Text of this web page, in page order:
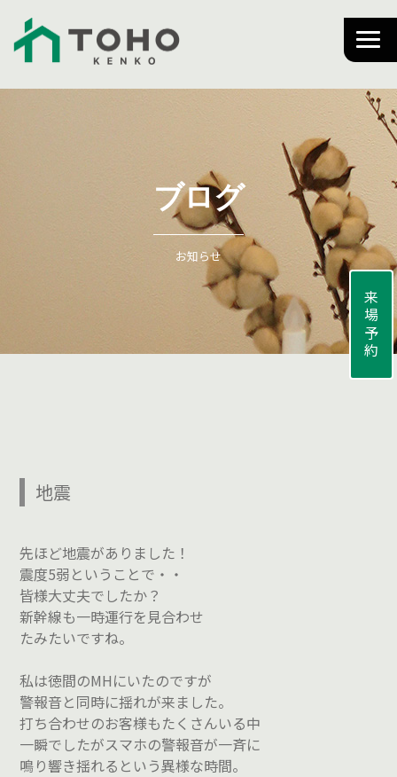
来場予約
ブログ
お知らせ
地震
先ほど地震がありました！
震度5弱ということで・・
皆様大丈夫でしたか？
新幹線も一時運行を見合わせ
たみたいですね。
私は徳間のMHにいたのですが
警報音と同時に揺れが来ました。
打ち合わせのお客様もたくさんいる中
一瞬でしたがスマホの警報音が一斉に
鳴り響き揺れるという異様な時間。